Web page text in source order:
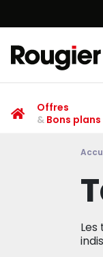
Offres
&Bons plans